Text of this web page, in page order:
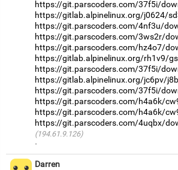
https://git.parscoders.com/37f5i/
https://gitlab.alpinelinux.org/j0624/
https://git.parscoders.com/4nf3u/
https://git.parscoders.com/3ws2r/
https://git.parscoders.com/hz4o7/
https://gitlab.alpinelinux.org/rh1v9/
https://git.parscoders.com/37f5i/
https://gitlab.alpinelinux.org/jc6pv/
https://git.parscoders.com/37f5i/
https://git.parscoders.com/h4a6k/
https://git.parscoders.com/h4a6k/
https://git.parscoders.com/4uqbx/
(194.61.9.126)
·
Darren